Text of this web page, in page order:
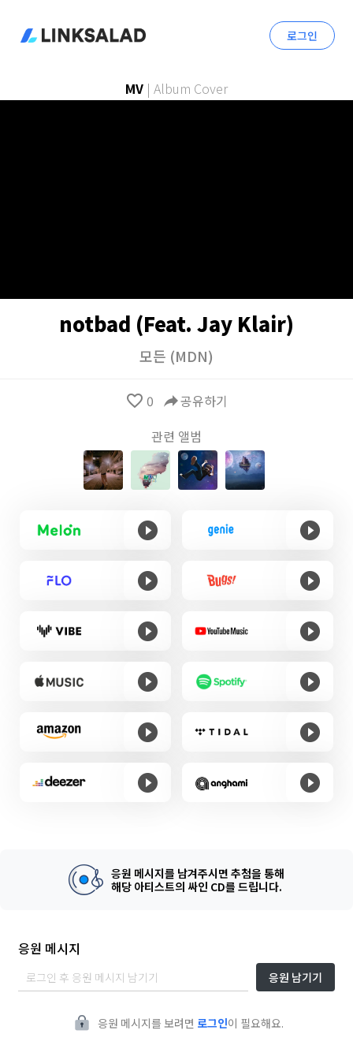
로그인
MV | Album Cover
notbad (Feat. Jay Klair)
모든 (MDN)
favorite_border 0 reply공유하기
관련 앨범
응원 메시지를 남겨주시면 추첨을 통해
해당 아티스트의 싸인 CD를 드립니다.
응원 메시지
응원 남기기
응원 메시지를 보려면 로그인이 필요해요.